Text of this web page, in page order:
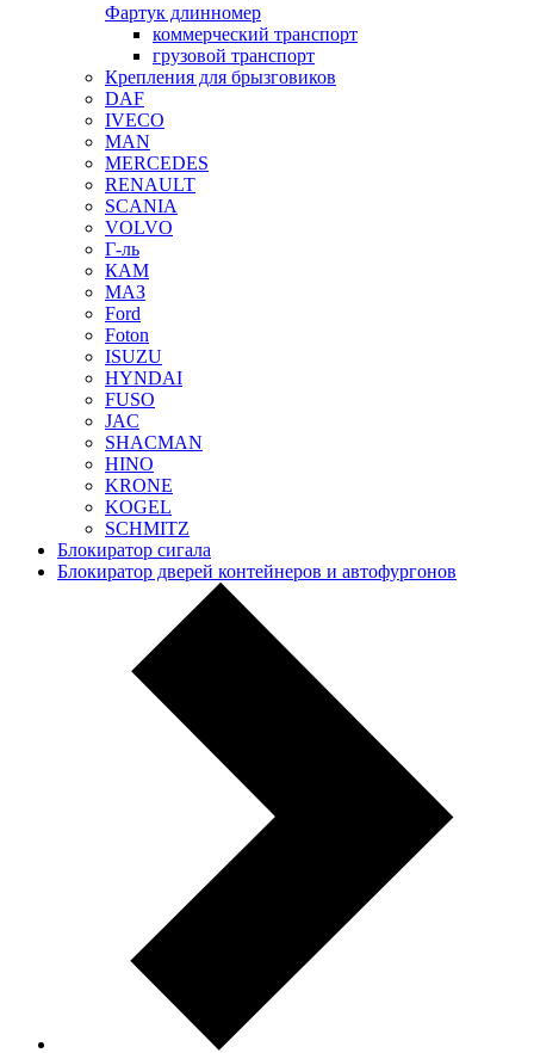
Фартук длинномер
коммерческий транспорт
грузовой транспорт
Крепления для брызговиков
DAF
IVECO
MAN
MERCEDES
RENAULT
SCANIA
VOLVO
Г-ль
КАМ
МАЗ
Ford
Foton
ISUZU
HYNDAI
FUSO
JAC
SHACMAN
HINO
KRONE
KOGEL
SCHMITZ
Блокиратор сигала
Блокиратор дверей контейнеров и автофургонов